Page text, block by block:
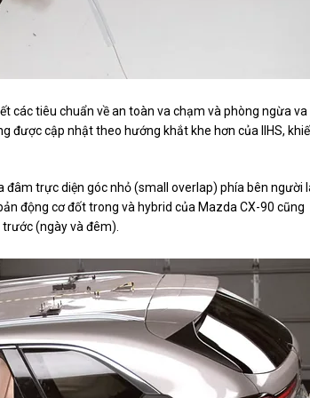
các tiêu chuẩn về an toàn va chạm và phòng ngừa va
được cập nhật theo hướng khắt khe hơn của IIHS,
đâm trực diện góc nhỏ (small overlap) phía bên người
động cơ đốt trong và hybrid của Mazda CX-90 cũng
(ngày và đêm).